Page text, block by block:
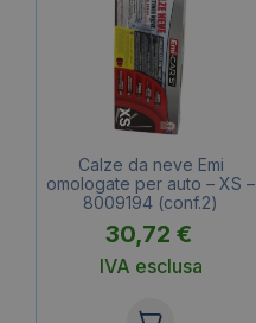
Calze da neve Emi
omologate per auto – XS –
8009194 (conf.2)
30,72 €
IVA esclusa